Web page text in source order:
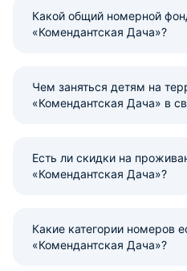
Какой общий номерной
«Комендантская Дача»?
Чем заняться детям на
«Комендантская Дача» в
Есть ли скидки на
«Комендантская Дача»?
Какие категории номеров
«Комендантская Дача»?